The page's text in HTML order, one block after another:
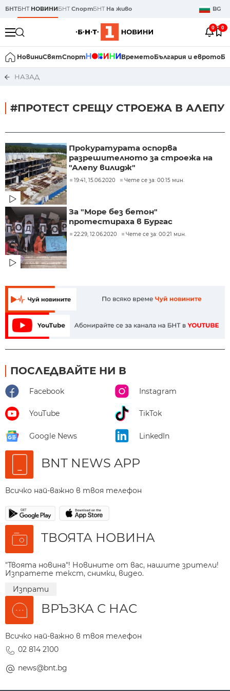
БНТБНТ НОВИНИБНТСпортБНТ На живо BG
0 0
НовиниСвятСпорт ВреметоБългария и еврото
НАЗАД
#ПРОТЕСТ СРЕЩУ СТРОЕЖА В АЛЕПУ
Прокуратурата оспорва
разрешителното за строежа на
"Алепу вилидж"
19:41, 15.06.2020 Чете се за: 00:15 мин.
За "Море без бетон"
протестираха в Бургас
22:29, 12.06.2020 Чете се за: 00:21 мин.
ПОСЛЕДВАЙТЕ НИ В
Facebook Instagram
YouTube TikTok
Google News LinkedIn
BNT NEWS APP
Всичко най-важно в твоя телефон
ТВОЯТА НОВИНА
"Твоята новина"! Новините от вас, нашите зрители!
Изпратете текст, снимки, видео.
Изпрати
ВРЪЗКА С НАС
Всичко най-важно в твоя телефон
02 814 2100
news@bnt.bg